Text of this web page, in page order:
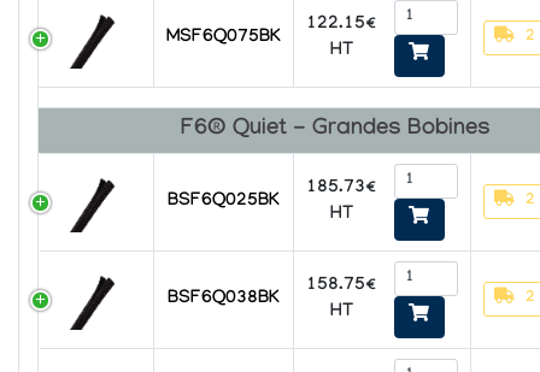
MSF6Q075BK
122.15€
HT
2
F6® Quiet - Grandes Bobines
BSF6Q025BK
185.73€
HT
2
BSF6Q038BK
158.75€
HT
2